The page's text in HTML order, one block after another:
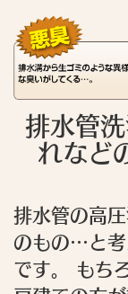
排水管
れなど
排水管の高
のもの…と考
です。 もち